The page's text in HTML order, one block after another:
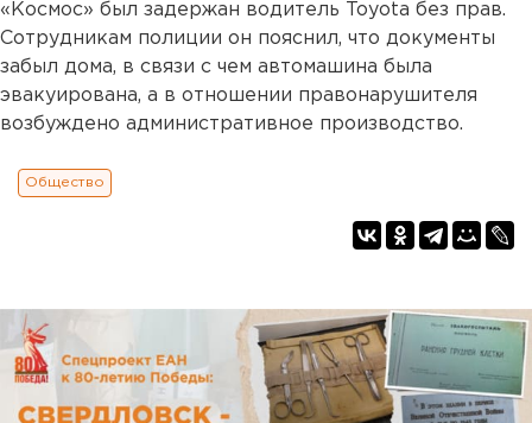
«Космос» был задержан водитель Toyota без прав.
Сотрудникам полиции он пояснил, что документы
забыл дома, в связи с чем автомашина была
эвакуирована, а в отношении правонарушителя
возбуждено административное производство.
Общество